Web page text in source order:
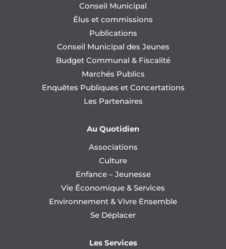
Conseil Municipal
Élus et commissions
Publications
Conseil Municipal des Jeunes
Budget Communal & Fiscalité
Marchés Publics
Enquêtes Publiques et Concertations
Les Partenaires
Au Quotidien
Associations
Culture
Enfance – Jeunesse
Vie Économique & Services
Environnement & Vivre Ensemble
Se Déplacer
Les Services